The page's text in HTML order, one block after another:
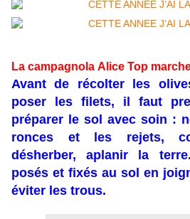
La campagnola Alice Top
Avant de récolter les
poser les filets, il faut
préparer le sol avec soin :
ronces et les rejets,
désherber, aplanir la
posés et fixés au sol en
éviter les trous.